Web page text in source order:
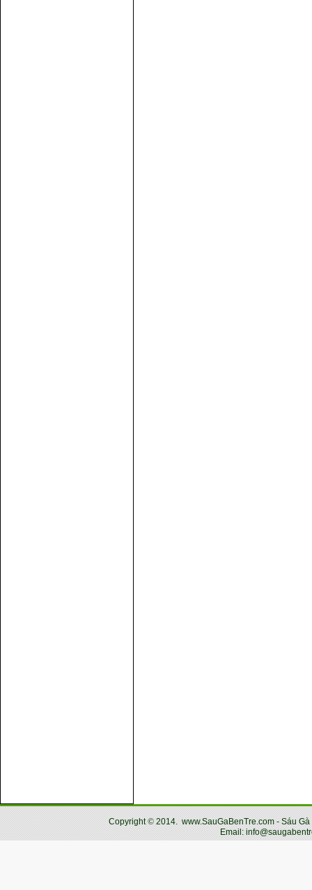
Copyright© 2014. www.SauGaBenTre.com - Sáu
Email: